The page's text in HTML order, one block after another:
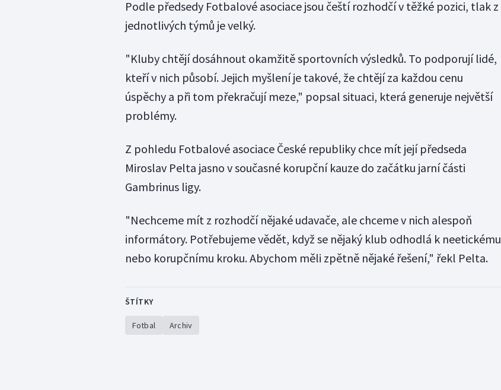
Podle předsedy Fotbalové asociace jsou čeští rozhodčí v těžké pozici, tlak z
jednotlivých týmů je velký.
"Kluby chtějí dosáhnout okamžitě sportovních výsledků. To podporují lidé,
kteří v nich působí. Jejich myšlení je takové, že chtějí za každou cenu
úspěchy a při tom překračují meze," popsal situaci, která generuje největší
problémy.
Z pohledu Fotbalové asociace České republiky chce mít její předseda
Miroslav Pelta jasno v současné korupční kauze do začátku jarní části
Gambrinus ligy.
"Nechceme mít z rozhodčí nějaké udavače, ale chceme v nich alespoň
informátory. Potřebujeme vědět, když se nějaký klub odhodlá k neetickému
nebo korupčnímu kroku. Abychom měli zpětně nějaké řešení," řekl Pelta.
ŠTÍTKY
Fotbal Archiv